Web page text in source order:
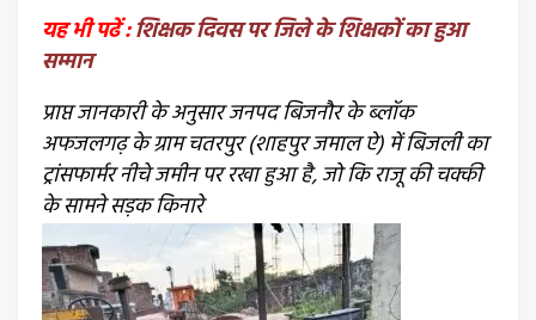
यह भी पढें :शिक्षक दिवस पर जिले के शिक्षकों का हुआ
सम्मान
प्राप्त जानकारी के अनुसार जनपद बिजनौर के ब्लॉक
अफजलगढ़ के ग्राम चतरपुर (शाहपुर जमाल ऐ) में बिजली का
ट्रांसफार्मर नीचे जमीन पर रखा हुआ है, जो कि राजू की चक्की
के सामने सड़क किनारे